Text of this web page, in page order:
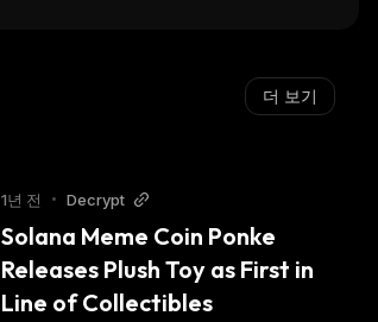
더 보기
1년 전 • Decrypt
Solana Meme Coin Ponke
Releases Plush Toy as First in
Line of Collectibles